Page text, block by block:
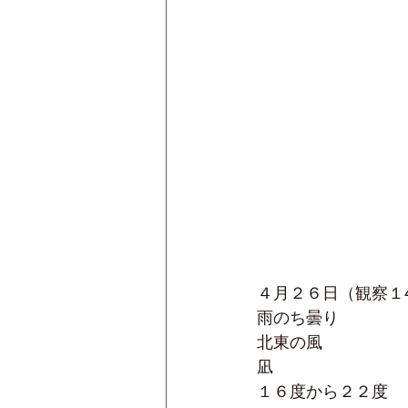
４月２６日（観察１
雨のち曇り
北東の風
凪
１６度から２２度